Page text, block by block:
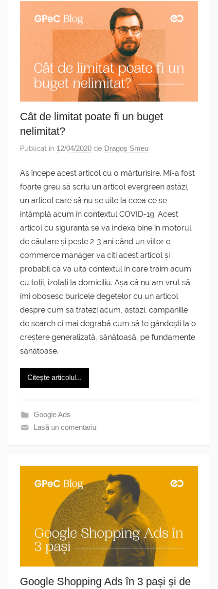
Cât de limitat poate fi un buget
nelimitat?
Publicat în 12/04/2020 de Dragoș Smeu
Aș începe acest articol cu o mărturisire. Mi-a fost
foarte greu să scriu un articol evergreen astăzi,
un articol care să nu se uite la ceea ce se
întâmplă acum în contextul COVID-19. Acest
articol cu siguranță se va indexa bine în motorul
de căutare și peste 2-3 ani când un viitor e-
commerce manager va citi acest articol și
probabil că va uita contextul în care trăim acum
cu toții, izolați la domiciliu. Așa că nu am vrut să
îmi obosesc buricele degetelor cu un articol
despre cum să tratezi acum, astăzi, campaniile
de search ci mai degrabă cum să te gândești la o
creștere generalizată, sănătoasă, pe fundamente
sănătoase.
Citește articolul...
Google Ads
Lasă un comentariu
Google Shopping Ads în 3 pași și de